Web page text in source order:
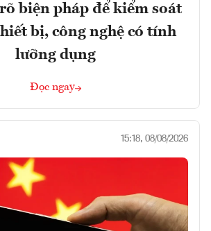
biện pháp để kiểm soát
bị, công nghệ có tính
lưỡng dụng
Đọc ngay
15:18, 08/08/2026